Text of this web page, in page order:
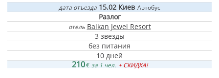
дата отъезда 15.02 Киев Автобус
Разлог
отель Balkan Jewel Resort
3 звезды
без питания
10 дней
210€ за 1 чел. + СКИДКА!